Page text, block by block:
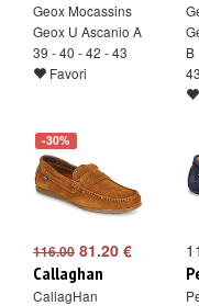
Geox Mocassins
Geox U Ascanio A
39 - 40 - 42 - 43
Favori
B
-30%
116.00 81.20 €
Callaghan
CallagHan